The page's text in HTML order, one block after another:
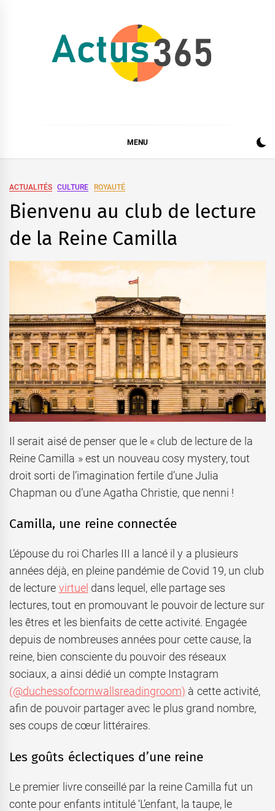
MENU
ACTUALITÉS CULTURE ROYAUTÉ
Bienvenu au club de lecture
de la Reine Camilla
Il serait aisé de penser que le « club de lecture de la
Reine Camilla » est un nouveau cosy mystery, tout
droit sorti de l’imagination fertile d’une Julia
Chapman ou d’une Agatha Christie, que nenni !
Camilla, une reine connectée
L’épouse du roi Charles III a lancé il y a plusieurs
années déjà, en pleine pandémie de Covid 19, un club
de lecture virtuel dans lequel, elle partage ses
lectures, tout en promouvant le pouvoir de lecture sur
les êtres et les bienfaits de cette activité. Engagée
depuis de nombreuses années pour cette cause, la
reine, bien consciente du pouvoir des réseaux
sociaux, a ainsi dédié un compte Instagram
(@duchessofcornwallsreadingroom) à cette activité,
afin de pouvoir partager avec le plus grand nombre,
ses coups de cœur littéraires.
Les goûts éclectiques d’une reine
Le premier livre conseillé par la reine Camilla fut un
conte pour enfants intitulé ‘L’enfant, la taupe, le